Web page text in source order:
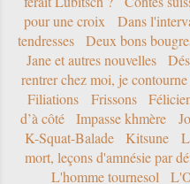
pour une croix
Dans
tendresses
Deux bons
Jane et autres nouvelles
rentrer chez moi, je
Filiations
Frissons
d’à côté
Impasse khmère
K-Squat-Balade
Kitsune
mort, leçons d'amnésie par
L'homme tournesol